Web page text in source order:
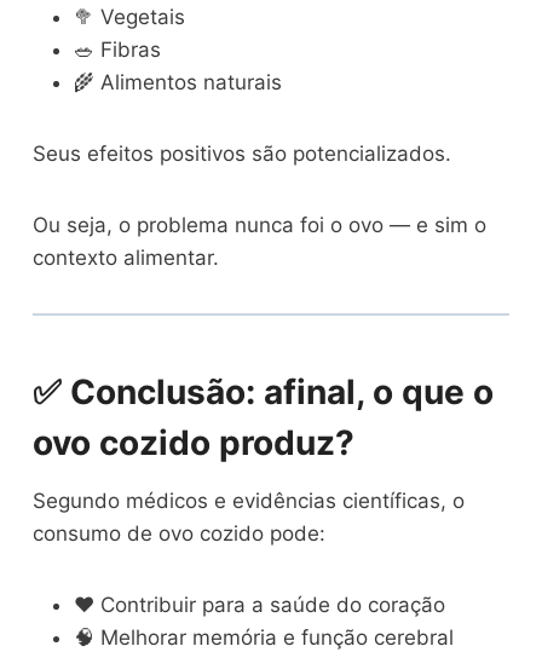
🥦 Vegetais
🥗 Fibras
🌾 Alimentos naturais
Seus efeitos positivos são potencializados.
Ou seja, o problema nunca foi o ovo — e sim o
contexto alimentar.
✅ Conclusão: afinal, o que o
ovo cozido produz?
Segundo médicos e evidências científicas, o
consumo de ovo cozido pode:
❤️ Contribuir para a saúde do coração
🧠 Melhorar memória e função cerebral